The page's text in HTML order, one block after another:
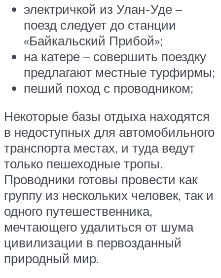
электричкой из Улан-Уде –
поезд следует до станции
«Байкальский Прибой»;
на катере – совершить поездку
предлагают местные турфирмы;
пеший поход с проводником;
Некоторые базы отдыха находятся
в недоступных для автомобильного
транспорта местах, и туда ведут
только пешеходные тропы.
Проводники готовы провести как
группу из нескольких человек, так и
одного путешественника,
мечтающего удалиться от шума
цивилизации в первозданный
природный мир.